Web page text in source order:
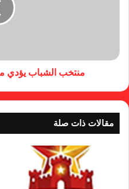
منتخب الشباب يؤدي
مقالات ذات صلة